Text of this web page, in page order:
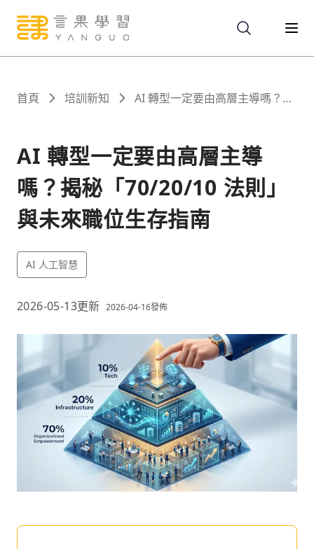
關於
課程
報名
首頁 培訓新知
AI 轉型一定要由高層主導嗎？揭
AI 轉型一定要由高層主導
嗎？揭秘「70/20/10 法則」
與未來職位生存指南
AI 人工智慧
2026-05-13更新 2026-04-16發佈